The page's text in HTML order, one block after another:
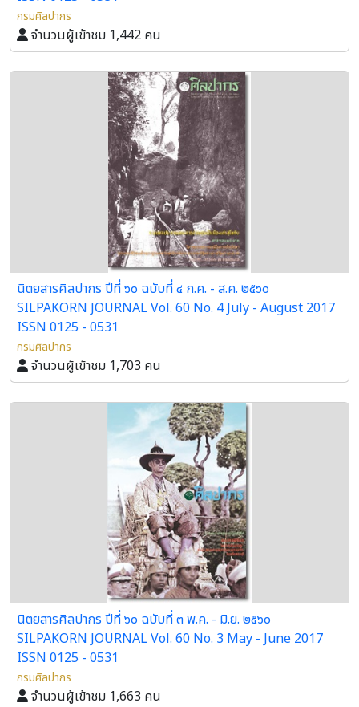
กรมศิลปากร
จำนวนผู้เข้าชม 1,442 คน
นิตยสารศิลปากร ปีที่ ๖๐ ฉบับที่ ๔ ก.ค. - ส.ค. ๒๕๖๐
SILPAKORN JOURNAL Vol. 60 No. 4 July - August 2017
ISSN 0125 - 0531
กรมศิลปากร
จำนวนผู้เข้าชม 1,703 คน
นิตยสารศิลปากร ปีที่ ๖๐ ฉบับที่ ๓ พ.ค. - มิ.ย. ๒๕๖๐
SILPAKORN JOURNAL Vol. 60 No. 3 May - June 2017
ISSN 0125 - 0531
กรมศิลปากร
จำนวนผู้เข้าชม 1,663 คน